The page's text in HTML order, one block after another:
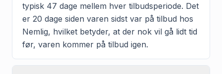
typisk 47 dage mellem hver tilbudsperiode. Det
er 20 dage siden varen sidst var på tilbud hos
Nemlig, hvilket betyder, at der nok vil gå lidt tid
før, varen kommer på tilbud igen.